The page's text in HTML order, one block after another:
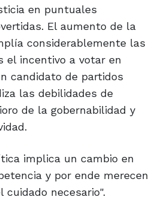
en puntuales
El aumento de la
considerablemente las
el incentivo a votar en
candidato de partidos
las debilidades de
de la gobernabilidad y
implica un cambio en
y por ende merecen
necesario".